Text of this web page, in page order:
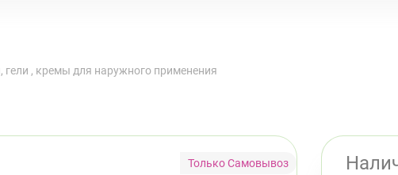
гели , кремы для наружного применения
Только Самовывоз